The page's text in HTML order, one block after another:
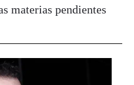
materias pendientes